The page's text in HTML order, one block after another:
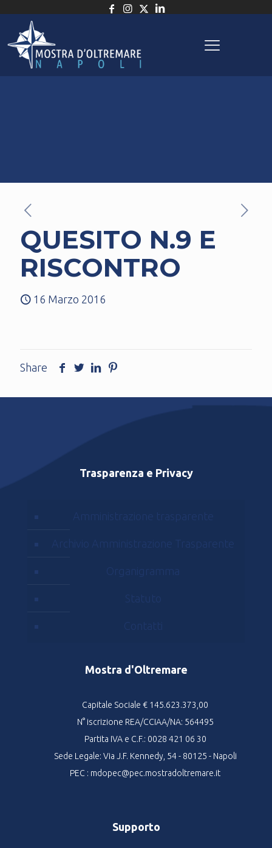
QUESITO N.9 E
RISCONTRO
16 Marzo 2016
Share
Trasparenza e Privacy
Amministrazione trasparente
Archivio Amministrazione Trasparente
Organigramma
Statuto
Contatti
Mostra d'Oltremare
Capitale Sociale € 145.623.373,00
N° iscrizione REA/CCIAA/NA: 564495
Partita IVA e C.F.: 0028 421 06 30
Sede Legale: Via J.F. Kennedy, 54 - 80125 - Napoli
PEC : mdopec@pec.mostradoltremare.it
Supporto